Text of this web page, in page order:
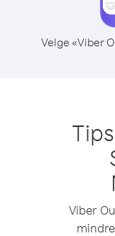
Velge «Viber
Viber